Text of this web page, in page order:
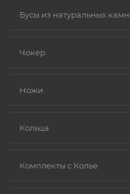
Бусы из натуральных
Чокер
Ножи
Кольца
Комплекты с Колье